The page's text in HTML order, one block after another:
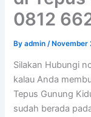
0812
Byadmin/ November
Silakan Hubungi
kalau Anda
Tepus Gunung
sudah berada